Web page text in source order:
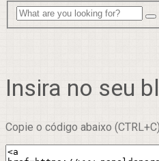
Insira no seu
Copie o código abaixo